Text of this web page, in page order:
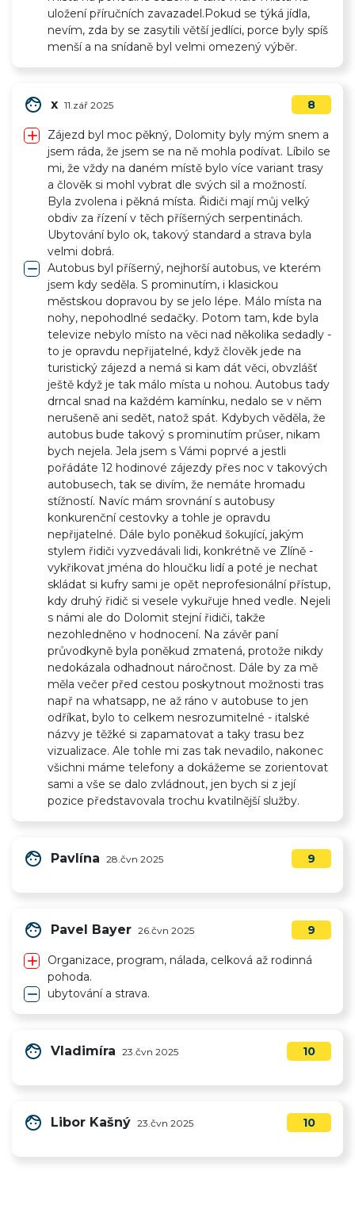
uložení příručních zavazadel.Pokud se týká jídla,
nevím, zda by se zasytili větší jedlíci, porce byly spíš
menší a na snídaně byl velmi omezený výběr.
face x 11.zář 2025
add
Zájezd byl moc pěkný, Dolomity byly mým snem a
jsem ráda, že jsem se na ně mohla podívat. Líbilo se
mi, že vždy na daném místě bylo více variant trasy
a člověk si mohl vybrat dle svých sil a možností.
Byla zvolena i pěkná místa. Řidiči mají můj velký
obdiv za řízení v těch příšerných serpentinách.
Ubytování bylo ok, takový standard a strava byla
velmi dobrá.
remove Autobus byl příšerný, nejhorší autobus, ve kterém
jsem kdy seděla. S prominutím, i klasickou
městskou dopravou by se jelo lépe. Málo místa na
nohy, nepohodlné sedačky. Potom tam, kde byla
televize nebylo místo na věci nad několika sedadly -
to je opravdu nepřijatelné, když člověk jede na
turistický zájezd a nemá si kam dát věci, obvzlášť
ještě když je tak málo místa u nohou. Autobus tady
drncal snad na každém kamínku, nedalo se v něm
nerušeně ani sedět, natož spát. Kdybych věděla, že
autobus bude takový s prominutím průser, nikam
bych nejela. Jela jsem s Vámi poprvé a jestli
pořádáte 12 hodinové zájezdy přes noc v takových
autobusech, tak se divím, že nemáte hromadu
stížností. Navíc mám srovnání s autobusy
konkurenční cestovky a tohle je opravdu
nepřijatelné. Dále bylo poněkud šokující, jakým
stylem řidiči vyzvedávali lidi, konkrétně ve Zlíně -
vykřikovat jména do hloučku lidí a poté je nechat
skládat si kufry sami je opět neprofesionální přístup,
kdy druhý řidič si vesele vykuřuje hned vedle. Nejeli
s námi ale do Dolomit stejní řidiči, takže
nezohledněno v hodnocení. Na závěr paní
průvodkyně byla poněkud zmatená, protože nikdy
nedokázala odhadnout náročnost. Dále by za mě
měla večer před cestou poskytnout možnosti tras
např na whatsapp, ne až ráno v autobuse to jen
odříkat, bylo to celkem nesrozumitelné - italské
názvy je těžké si zapamatovat a taky trasu bez
vizualizace. Ale tohle mi zas tak nevadilo, nakonec
všichni máme telefony a dokážeme se zorientovat
sami a vše se dalo zvládnout, jen bych si z její
pozice představovala trochu kvatilnější služby.
8
face Pavlína 28.čvn 2025 9
face Pavel Bayer 26.čvn 2025
add
Organizace, program, nálada, celková až rodinná
pohoda.
remove ubytování a strava.
9
face Vladimíra 23.čvn 2025 10
face Libor Kašný 23.čvn 2025 10